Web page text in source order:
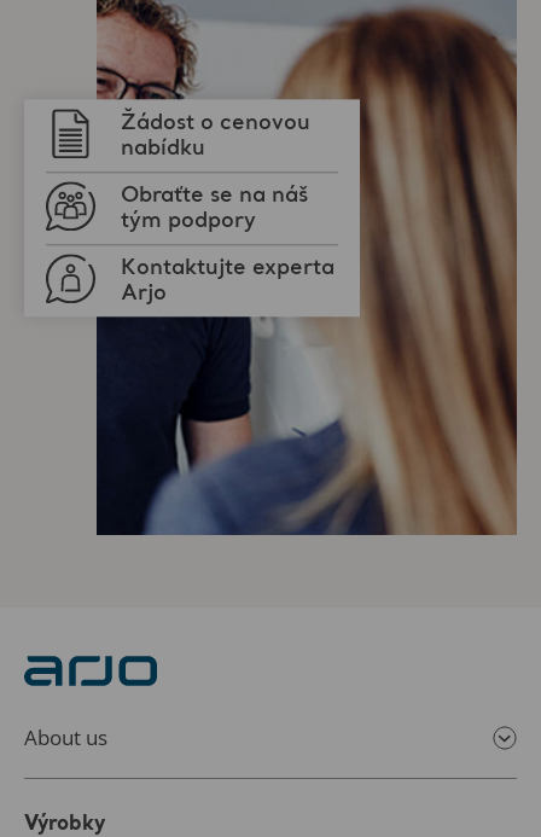
Žádost o cenovou
nabídku
Obraťte se na náš
tým podpory
Kontaktujte experta
Arjo
About us
Výrobky